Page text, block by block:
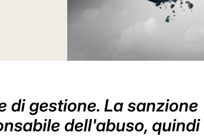
di gestione. La sanzione
dell'abuso,